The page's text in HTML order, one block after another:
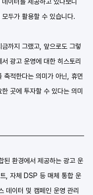
두가 활용할 수 있습니다.
까지 그랬고, 앞으로도 그렇
광고 운영에 대한 히스토리
축적한다는 의미가 아닌, 휴먼
곳에 투자할 수 있다는 의미
된 환경에서 제공하는 광고 운
, 자체 DSP 등 매체 통합 운
데이터 및 캠페인 운영 관리